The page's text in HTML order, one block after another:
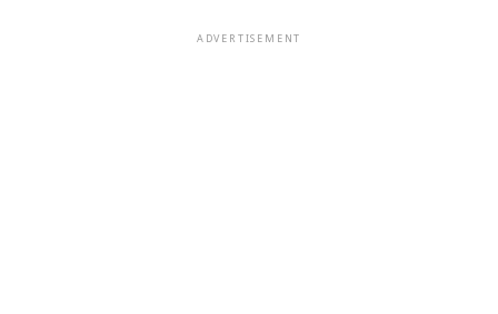
ADVERTISEMENT